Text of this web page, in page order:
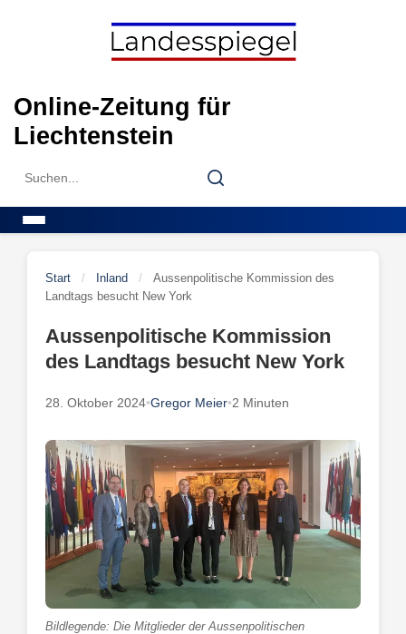
Online-Zeitung für
Liechtenstein
Search
Search
Start / Inland /
Aussenpolitische Kommission des
Landtags besucht New York
Aussenpolitische Kommission
des Landtags besucht New York
28. Oktober 2024•Gregor Meier•2 Minuten
Bildlegende: Die Mitglieder der Aussenpolitischen